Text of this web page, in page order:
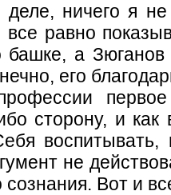
ничего я не
равно
а Зюганов
его
сторону, и как
не
сознания. Вот и